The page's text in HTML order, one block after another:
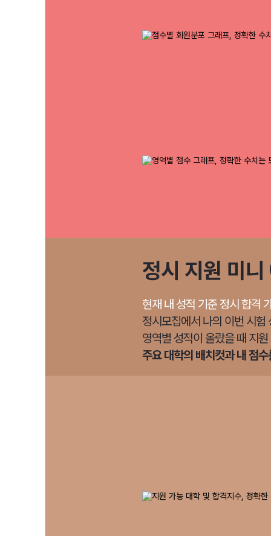
정시 지원 미니
현재 내 성적 기준 정시 합격
정시모집에서 나의 이번 시험
영역별 성적이 올랐을 때 지
주요 대학의 배치컷과 내 점